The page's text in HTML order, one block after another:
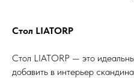
Стол LIATORP
Стол LIATORP — это
добавить в интерьер